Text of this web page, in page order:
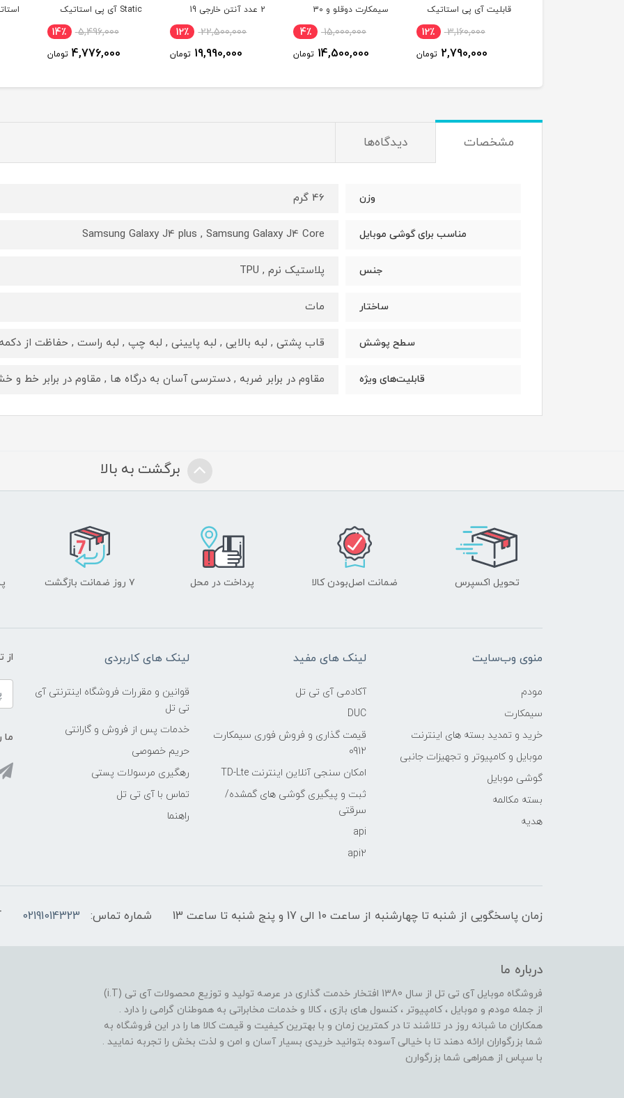
قابلیت آی پی استاتیک
(مخصوص مودم )
3,160,000 12٪
2,790,000 تومان
سیمکارت دوقلو و 30
گیگ اینترنت یک ماهه
15,000,000 4٪
14,500,000 تومان
2 عدد آنتن خارجی 19
22,500,000 12٪
19,990,000 تومان
Static آی پی استاتیک
شش ماهه (مخصوص
5,496,000 14٪
4,776,000 تومان
مشخصات دیدگاه‌ها
وزن 46 گرم
مناسب برای گوشی موبایل Samsung Galaxy J4 plus , Samsung Galaxy J4 Core
جنس پلاستیک نرم , TPU
ساختار مات
سطح پوشش قاب پشتی , لبه بالایی , لبه پایینی , لبه چپ , لبه راست , حفاظت از
قابلیت‌های ویژه مقاوم در برابر ضربه , دسترسی آسان به درگاه ها , مقاوم در برابر خط و
برگشت به بالا
تحویل اکسپرس ضمانت اصل‌بودن کالا پرداخت در محل ۷ روز ضمانت بازگشت
منوی وب‌سایت
مودم
سیمکارت
خرید و تمدید بسته های اینترنت
موبایل و کامپیوتر و تجهیزات جانبی
گوشی موبایل
بسته مکالمه
هدیه
لینک های مفید
آکادمی آی تی تل
DUC
قیمت گذاری و فروش فوری سیمکارت
0912
امکان سنجی آنلاین اینترنت TD-Lte
ثبت و پیگیری گوشی های گمشده/
سرقتی
api
api2
لینک های کاربردی
قوانین و مقررات فروشگاه اینترنتی آی
تی تل
خدمات پس از فروش و گارانتی
حریم خصوصی
رهگیری مرسولات پستی
تماس با آی تی تل
راهنما
از
ما
زمان پاسخگویی از شنبه تا چهارشنبه از ساعت 10 الی 17 و پنج شنبه تا ساعت 13 شماره تماس: 02191014323
درباره ما
فروشگاه موبایل آی تی تل از سال 1380 افتخار خدمت گذاری در عرصه تولید و توزیع محصولات آی تی (i.T)
از جمله مودم و موبایل ، کامپیوتر ، کنسول های بازی ، کالا و خدمات مخابراتی به هموطنان گرامی را دارد .
همکاران ما شبانه روز در تلاشند تا در کمترین زمان و با بهترین کیفیت و قیمت کالا ها را در این فروشگاه به
شما بزرگواران ارائه دهند تا با خیالی آسوده بتوانید خریدی بسیار آسان و امن و لذت بخش را تجربه نمایید .
با سپاس از همراهی شما بزرگوارن